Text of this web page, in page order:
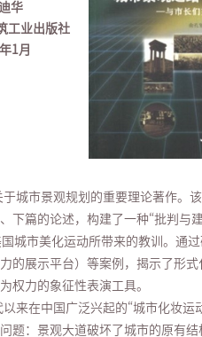
华
工业出版社
1月
城市景观规划的重要理论著作。
下篇的论述，构建了一种“批判与
城市美化运动所带来的教训。通
的展示平台）等案例，揭示了形
权力的象征性表演工具。
来在中国广泛兴起的“城市化妆
题：景观大道破坏了城市的原有